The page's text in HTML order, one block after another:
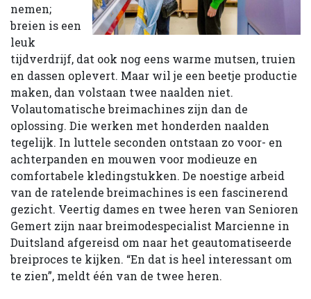
nemen;
breien is een
leuk
tijdverdrijf, dat ook nog eens warme mutsen, truien
en dassen oplevert. Maar wil je een beetje productie
maken, dan volstaan twee naalden niet.
Volautomatische breimachines zijn dan de
oplossing. Die werken met honderden naalden
tegelijk. In luttele seconden ontstaan zo voor- en
achterpanden en mouwen voor modieuze en
comfortabele kledingstukken. De noestige arbeid
van de ratelende breimachines is een fascinerend
gezicht. Veertig dames en twee heren van Senioren
Gemert zijn naar breimodespecialist Marcienne in
Duitsland afgereisd om naar het geautomatiseerde
breiproces te kijken. “En dat is heel interessant om
te zien”, meldt één van de twee heren.